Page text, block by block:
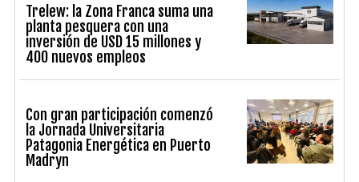
Trelew: la Zona Franca suma una
planta pesquera con una
inversión de USD 15 millones y
400 nuevos empleos
Con gran participación comenzó
la Jornada Universitaria
Patagonia Energética en Puerto
Madryn